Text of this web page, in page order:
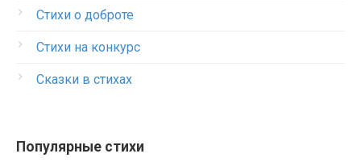
Стихи о доброте
Стихи на конкурс
Сказки в стихах
Популярные стихи